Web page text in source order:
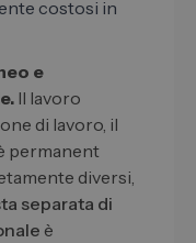
costosi in
e
Il lavoro
di lavoro, il
permanent
diversi,
separata di
è